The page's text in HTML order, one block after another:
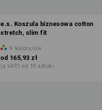
e.s. Koszula biznesowa cotton
stretch, slim fit
9 kolory/ów
od 165,93 zł
(z VAT) od 10 sztuki